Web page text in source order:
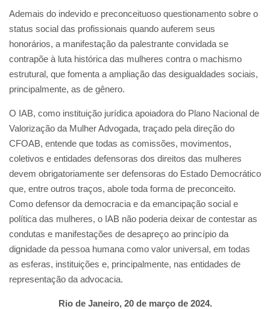
Ademais do indevido e preconceituoso questionamento sobre o
status social das profissionais quando auferem seus
honorários, a manifestação da palestrante convidada se
contrapõe à luta histórica das mulheres contra o machismo
estrutural, que fomenta a ampliação das desigualdades sociais,
principalmente, as de gênero.
O IAB, como instituição jurídica apoiadora do Plano Nacional de
Valorização da Mulher Advogada, traçado pela direção do
CFOAB, entende que todas as comissões, movimentos,
coletivos e entidades defensoras dos direitos das mulheres
devem obrigatoriamente ser defensoras do Estado Democrático
que, entre outros traços, abole toda forma de preconceito.
Como defensor da democracia e da emancipação social e
política das mulheres, o IAB não poderia deixar de contestar as
condutas e manifestações de desapreço ao princípio da
dignidade da pessoa humana como valor universal, em todas
as esferas, instituições e, principalmente, nas entidades de
representação da advocacia.
Rio de Janeiro, 20 de março de 2024.